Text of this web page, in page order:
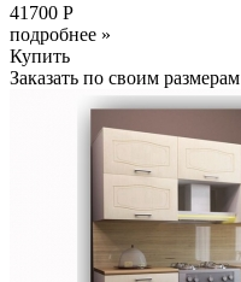
41700 Р
подробнее »
Купить
Заказать по своим размерам